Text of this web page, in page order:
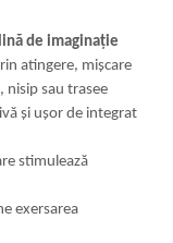
de imaginație
atingere, mișcare
nisip sau trasee
și ușor de integrat
stimulează
exersarea